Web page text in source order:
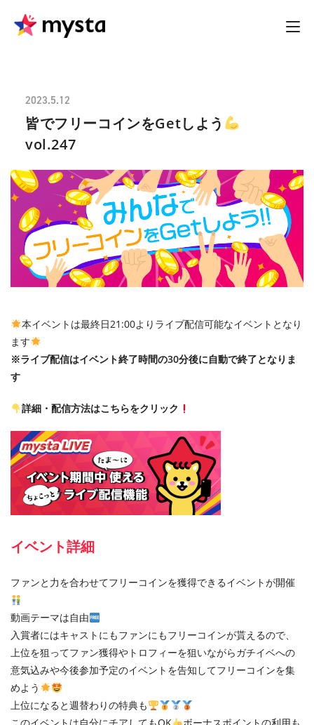
2023.5.12
皆でフリーコインをGetしよう
vol.247
本イベントは最終日21:00よりライブ配信可能なイベントとなり
ます
※ライブ配信はイベント終了時間の30分後に自動で終了となりま
す
詳細・配信方法はこちらをクリック
イベント詳細
ファンと力を合わせてフリーコインを獲得できるイベントが開催
動画テーマは自由
入賞者にはキャストにもファンにもフリーコインが貰えるので、
上位を狙ってファン獲得やトロフィーを狙いながらガチイベへの
意気込みや今後参加予定のイベントを告知してフリーコインを集
めよう
上位になると週替わりの特典も